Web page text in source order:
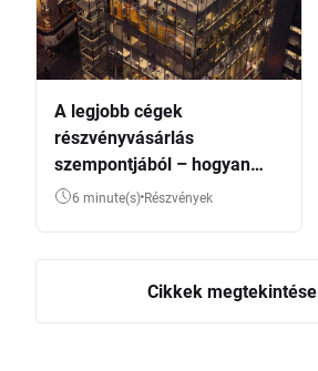
A legjobb cégek
részvényvásárlás
szempontjából – hogyan
válasszunk?
6 minute(s) Részvények
Cikkek megtekintése